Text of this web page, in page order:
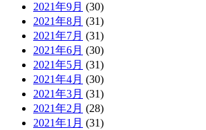
2021年9月 (30)
2021年8月 (31)
2021年7月 (31)
2021年6月 (30)
2021年5月 (31)
2021年4月 (30)
2021年3月 (31)
2021年2月 (28)
2021年1月 (31)